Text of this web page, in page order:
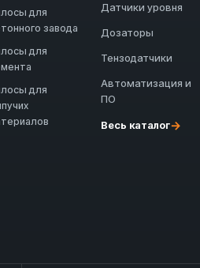
для
завода
для
для
Датчики уровня
Дозаторы
Тензодатчики
Автоматизация и
ПО
Весь каталог→